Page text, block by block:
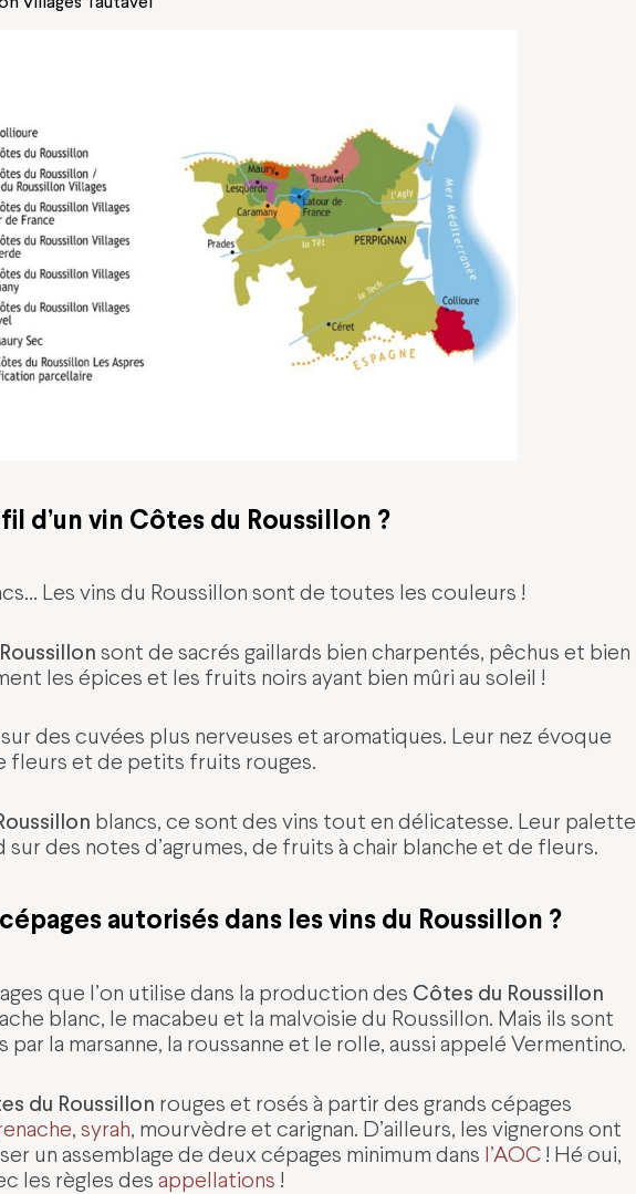
d’un vin Côtes du Roussillon ?
Les vins du Roussillon sont de toutes les couleurs !
sont de sacrés gaillards bien charpentés, pêchus et bien
les épices et les fruits noirs ayant bien mûri au soleil !
des cuvées plus nerveuses et aromatiques. Leur nez évoque
fleurs et de petits fruits rouges.
blancs, ce sont des vins tout en délicatesse. Leur palette
sur des notes d’agrumes, de fruits à chair blanche et de fleurs.
autorisés dans les vins du Roussillon ?
que l’on utilise dans la production des Côtes du Roussillon
blanc, le macabeu et la malvoisie du Roussillon. Mais ils sont
la marsanne, la roussanne et le rolle, aussi appelé Vermentino.
du Roussillon rouges et rosés à partir des grands cépages
, syrah, mourvèdre et carignan. D’ailleurs, les vignerons ont
un assemblage de deux cépages minimum dans l’AOC! Hé oui,
les règles des appellations !